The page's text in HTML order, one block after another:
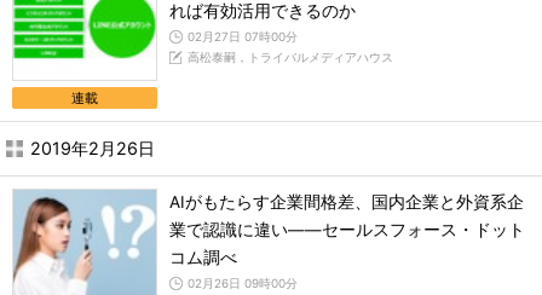
連載
れば有効活用できるのか
02月27日 07時00分
高松泰嗣，トライバルメディアハウス
2019年2月26日
AIがもたらす企業間格差、国内企業と外資系企
業で認識に違い――セールスフォース・ドット
コム調べ
02月26日 09時00分